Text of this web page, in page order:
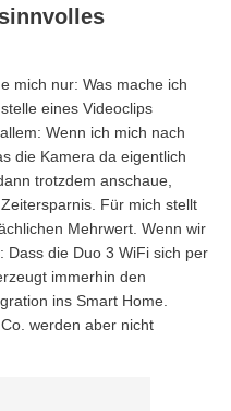
mich nur: Was mache ich
eines Videoclips
Wenn ich mich nach
die Kamera da eigentlich
trotzdem anschaue,
Für mich stellt
Mehrwert. Wenn wir
Dass die Duo 3 WiFi sich per
immerhin den
ins Smart Home.
werden aber nicht